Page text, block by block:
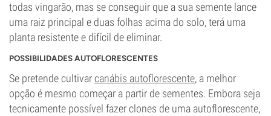
todas vingarão, mas se conseguir que a sua semente lance
uma raiz principal e duas folhas acima do solo, terá uma
planta resistente e difícil de eliminar.
POSSIBILIDADES AUTOFLORESCENTES
Se pretende cultivarcanábis autoflorescente, a melhor
opção é mesmo começar a partir de sementes. Embora seja
tecnicamente possível fazer clones de uma autoflorescente,